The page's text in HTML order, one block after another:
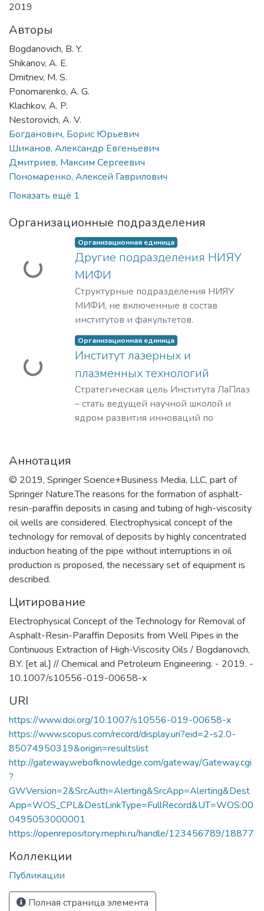
2019
Авторы
Bogdanovich, B. Y.
Shikanov, A. E.
Dmitriev, M. S.
Ponomarenko, A. G.
Klachkov, A. P.
Nestorovich, A. V.
Богданович, Борис Юрьевич
Шиканов, Александр Евгеньевич
Дмитриев, Максим Сергеевич
Пономаренко, Алексей Гаврилович
Показать ещё 1
Организационные подразделения
Загружается...
Организационная единица
Другие подразделения НИЯУ
МИФИ
Структурные подразделения НИЯУ
МИФИ, не включенные в состав
институтов и факультетов.
Загружается...
Организационная единица
Институт лазерных и
плазменных технологий
Стратегическая цель Института ЛаПлаз
– стать ведущей научной школой и
ядром развития инноваций по
программами, востребованными на
российском и мировом рынке
образовательных услуг.
Аннотация
© 2019, Springer Science+Business Media, LLC, part of
Springer Nature.The reasons for the formation of asphalt-
resin-paraffin deposits in casing and tubing of high-viscosity
oil wells are considered. Electrophysical concept of the
technology for removal of deposits by highly concentrated
induction heating of the pipe without interruptions in oil
production is proposed, the necessary set of equipment is
described.
Цитирование
Electrophysical Concept of the Technology for Removal of
Asphalt-Resin-Paraffin Deposits from Well Pipes in the
Continuous Extraction of High-Viscosity Oils / Bogdanovich,
B.Y. [et al.] // Chemical and Petroleum Engineering. - 2019. -
10.1007/s10556-019-00658-x
URI
https://www.doi.org/10.1007/s10556-019-00658-x
https://www.scopus.com/record/display.uri?eid=2-s2.0-
85074950319&origin=resultslist
http://gateway.webofknowledge.com/gateway/Gateway.cgi
?
GWVersion=2&SrcAuth=Alerting&SrcApp=Alerting&Dest
App=WOS_CPL&DestLinkType=FullRecord&UT=WOS:00
0495053000001
https://openrepository.mephi.ru/handle/123456789/18877
Коллекции
Публикации
Полная страница элемента